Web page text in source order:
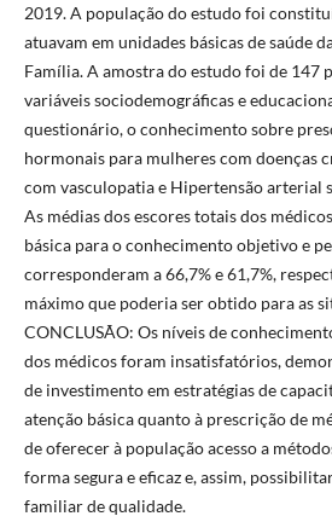
2019. A população do estudo foi
atuavam em unidades básicas de saúde
Família. A amostra do estudo foi de 147
variáveis sociodemográficas e
questionário, o conhecimento sobre
hormonais para mulheres com doenças
com vasculopatia e Hipertensão arterial
As médias dos escores totais dos
básica para o conhecimento objetivo e
corresponderam a 66,7% e 61,7%,
máximo que poderia ser obtido para as
CONCLUSÃO: Os níveis de
dos médicos foram insatisfatórios,
de investimento em estratégias de
atenção básica quanto à prescrição de
de oferecer à população acesso a
forma segura e eficaz e, assim,
familiar de qualidade.